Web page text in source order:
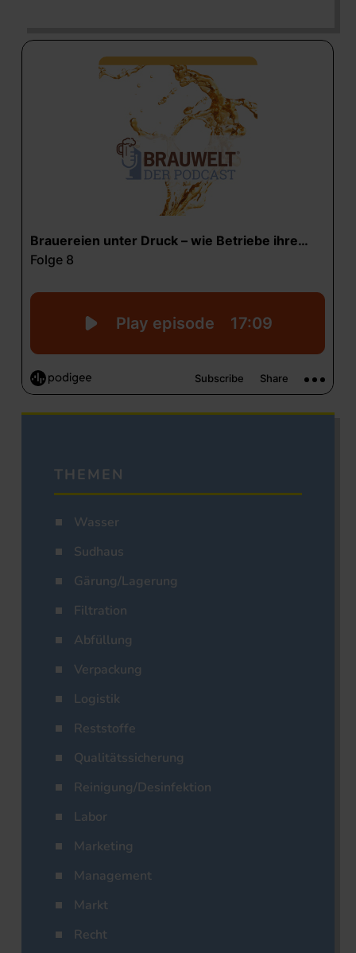
THEMEN
Wasser
Sudhaus
Gärung/Lagerung
Filtration
Abfüllung
Verpackung
Logistik
Reststoffe
Qualitätssicherung
Reinigung/Desinfektion
Labor
Marketing
Management
Markt
Recht